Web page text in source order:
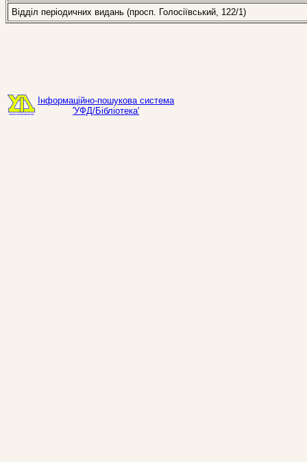
Відділ періодичних видань (просп. Голосіївський, 122/1)
Інформаційно-пошукова система
'УФД/Бібліотека'